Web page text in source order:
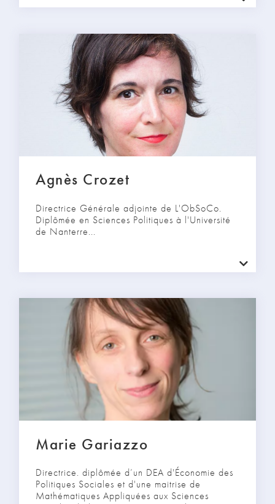
Agnès Crozet
Directrice Générale adjointe de L'ObSoCo.
Diplômée en Sciences Politiques à l'Université
de Nanterre...
Marie Gariazzo
Directrice. diplômée d’un DEA d'Économie des
Politiques Sociales et d'une maitrise de
Mathématiques Appliquées aux Sciences